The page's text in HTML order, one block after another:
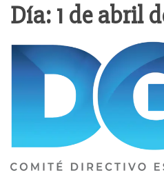
Día: 1 de abril